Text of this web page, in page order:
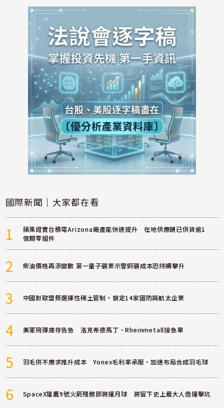
國際新聞｜大家都在看
1
蘋果證實台積電Arizona廠產能快速提升 在地供應鏈已供貨逾1
億顆零組件
2 柴油價格再添變數 第一量子礦業示警銅礦成本恐持續攀升
3 中國對歐盟祭選擇性稀土管制，鎖定14家國防與航太企業
4 美軍飛彈庫存告急 洛克希德馬丁、Rheinmetall接急單
5 羽毛供不應求推升成本 Yonex毛利率承壓、加速布局合成羽毛球
6 SpaceX獵鷹9號火箭殘骸即將撞月球 將留下史上最大人造撞擊坑